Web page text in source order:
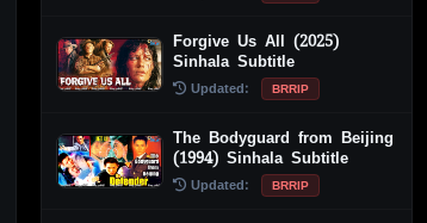
Forgive Us All (2025)
Sinhala Subtitle
Updated: BRRIP
The Bodyguard from Beijing
(1994) Sinhala Subtitle
Updated: BRRIP